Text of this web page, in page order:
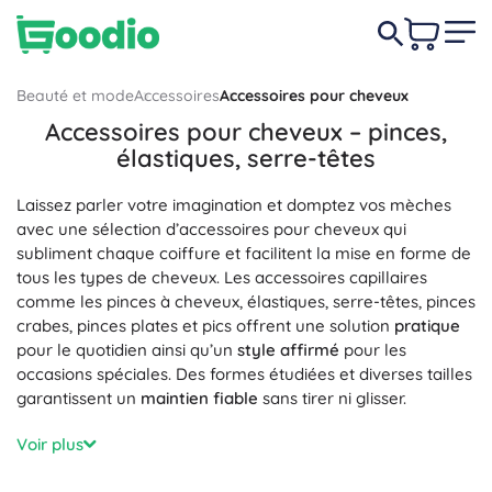
Beauté et modeAccessoiresAccessoires pour cheveux
Accessoires pour cheveux – pinces,
élastiques, serre-têtes
Laissez parler votre imagination et domptez vos mèches
avec une sélection d’accessoires pour cheveux qui
subliment chaque coiffure et facilitent la mise en forme de
tous les types de cheveux. Les accessoires capillaires
comme les pinces à cheveux, élastiques, serre-têtes, pinces
crabes, pinces plates et pics offrent une solution pratique
pour le quotidien ainsi qu’un style affirmé pour les
occasions spéciales. Des formes étudiées et diverses tailles
garantissent un maintien fiable sans tirer ni glisser.
Les matériaux et la finition sont essentiels : les chouchous
en satin et en soie sont
Voir plus